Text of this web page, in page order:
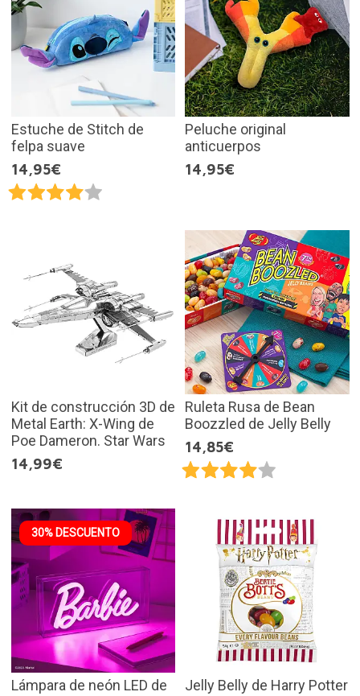
Estuche de Stitch de
felpa suave
14,95€
Peluche original
anticuerpos
14,95€
Kit de construcción 3D de
Metal Earth: X-Wing de
Poe Dameron. Star Wars
14,99€
Ruleta Rusa de Bean
Boozzled de Jelly Belly
14,85€
30% DESCUENTO
Lámpara de neón LED de
Jelly Belly de Harry Potter